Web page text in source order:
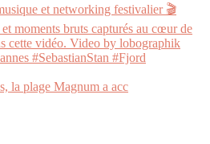
la plage Magnum a acc